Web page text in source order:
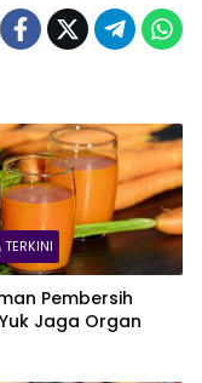
TERKINI
Pembersih
Jaga Organ